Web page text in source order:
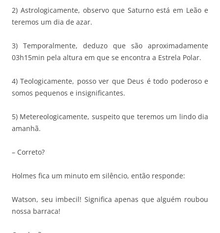
2) Astrologicamente, observo que Saturno está em Leão e
teremos um dia de azar.
3) Temporalmente, deduzo que são aproximadamente
03h15min pela altura em que se encontra a Estrela Polar.
4) Teologicamente, posso ver que Deus é todo poderoso e
somos pequenos e insignificantes.
5) Metereologicamente, suspeito que teremos um lindo dia
amanhã.
– Correto?
Holmes fica um minuto em silêncio, então responde:
Watson, seu imbecil! Significa apenas que alguém roubou
nossa barraca!